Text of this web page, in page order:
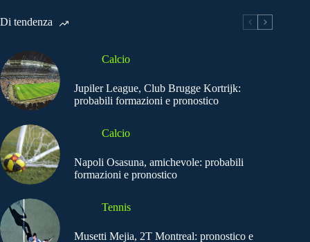
Di tendenza
Calcio
Jupiler League, Club Brugge Kortrijk:
probabili formazioni e pronostico
Calcio
Napoli Osasuna, amichevole: probabili
formazioni e pronostico
Tennis
Musetti Mejia, 2T Montreal: pronostico e